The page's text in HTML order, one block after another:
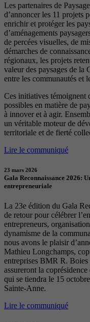
Les partenaires de
d’annoncer les 11 projets
enrichir et protéger les
d’aménagements
de percées visuelles, de
démarches de
régionaux, les projets
valeur des paysages de la
entre les communautés et
Ces initiatives témoignent
possibles en matière de
à innover et à agir.
un véritable moteur de
territoriale et de fierté
Lire le communiqué
23 mars 2026
Gala Reconnaissance 2026:
entrepreneuriale
La 23e édition du Gala
de retour pour célébrer
entrepreneurs,
dynamisme de la
nous avons le plaisir
Mathieu Longchamps,
entreprises BMR R. Boies
assureront la
qui se tiendra le 15
Sainte-Anne.
Lire le communiqué